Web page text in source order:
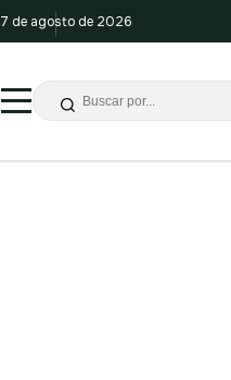
7 de agosto de 2026